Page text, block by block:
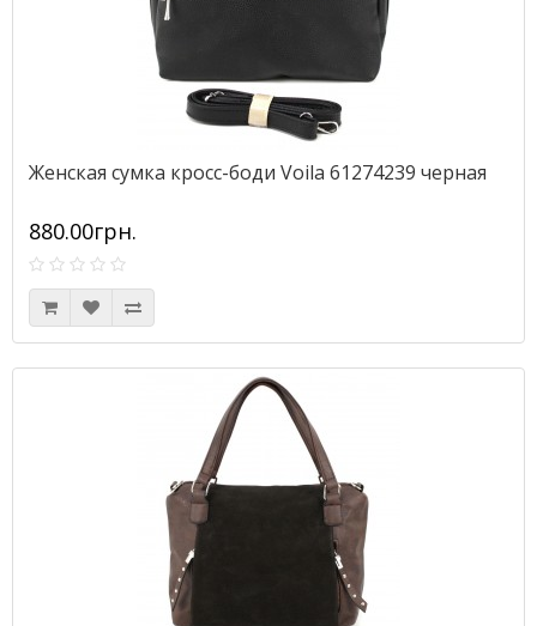
Женская сумка кросс-боди Voila 61274239 черная
880.00грн.